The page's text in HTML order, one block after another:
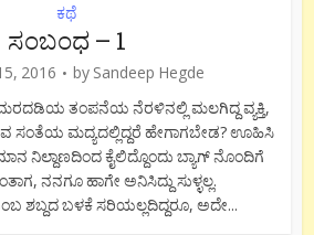
ಕಥೆ
ಸಂಬಂಧ – 1
2016 by Sandeep Hegde
ತಂಪನೆಯ ನೆರಳಿನಲ್ಲಿ ಮಲಗಿದ್ದ ವ್ಯಕ್ತಿ,
ಸಂತೆಯ ಮದ್ಯದಲ್ಲಿದ್ದರೆ ಹೇಗಾಗಬೇಡ? ಊಹಿಸಿ
ನಿಲ್ದಾಣದಿಂದ ಕೈಲಿದ್ದೊಂದು ಬ್ಯಾಗ್ ನೊಂದಿಗೆ
ನನಗೂ ಹಾಗೇ ಅನಿಸಿದ್ದು ಸುಳ್ಳಲ್ಲ.
ಶಬ್ದದ ಬಳಕೆ ಸರಿಯಲ್ಲದಿದ್ದರೂ, ಅದೇ...